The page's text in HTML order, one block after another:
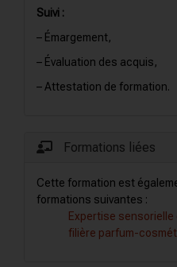
Suivi :
– Émargement,
– Évaluation des acquis,
– Attestation de formation.
Formations liées
Cette formation est
formations suivantes :
Expertise
filière parfum-